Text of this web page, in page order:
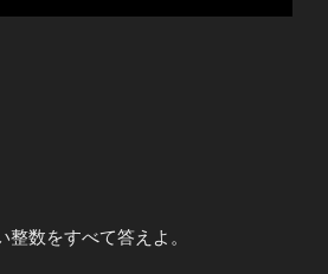
数をすべて答えよ。